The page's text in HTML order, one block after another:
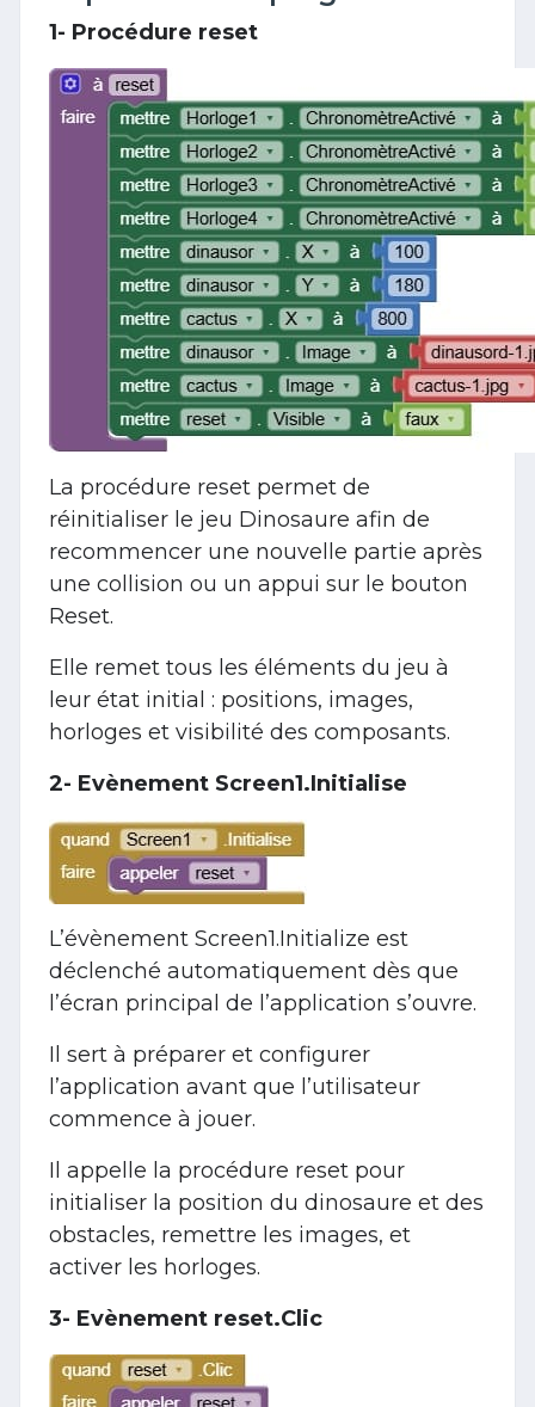
1- Procédure reset
La procédure reset permet de
réinitialiser le jeu Dinosaure afin de
recommencer une nouvelle partie après
une collision ou un appui sur le bouton
Reset.
Elle remet tous les éléments du jeu à
leur état initial : positions, images,
horloges et visibilité des composants.
2- Evènement Screen1.Initialise
L’évènement Screen1.Initialize est
déclenché automatiquement dès que
l’écran principal de l’application s’ouvre.
Il sert à préparer et configurer
l’application avant que l’utilisateur
commence à jouer.
Il appelle la procédure reset pour
initialiser la position du dinosaure et des
obstacles, remettre les images, et
activer les horloges.
3- Evènement reset.Clic